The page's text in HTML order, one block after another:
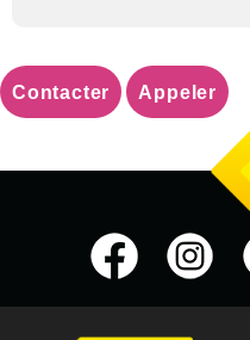
Contacter Appeler